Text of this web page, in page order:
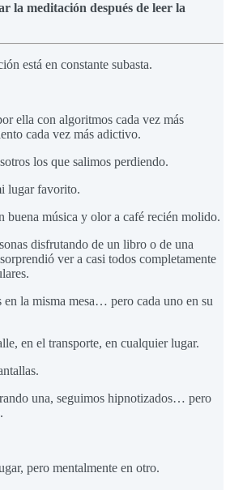
la meditación después de leer la
está en constante subasta.
ella con algoritmos cada vez más
cada vez más adictivo.
los que salimos perdiendo.
lugar favorito.
buena música y olor a café recién molido.
disfrutando de un libro o de una
ver a casi todos completamente
en la misma mesa… pero cada uno en su
en el transporte, en cualquier lugar.
una, seguimos hipnotizados… pero
pero mentalmente en otro.